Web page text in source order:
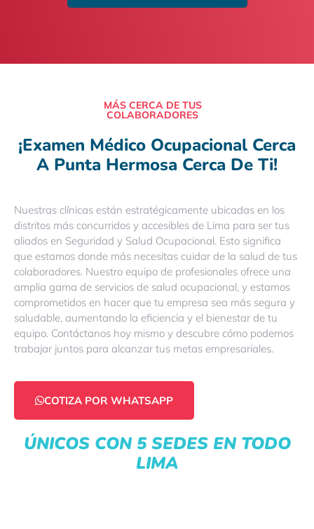
MÁS CERCA DE TUS
COLABORADORES
¡Examen Médico Ocupacional Cerca
A Punta Hermosa Cerca De Ti!
Nuestras clínicas están estratégicamente ubicadas en los
distritos más concurridos y accesibles de Lima para ser tus
aliados en Seguridad y Salud Ocupacional. Esto significa
que estamos donde más necesitas cuidar de la salud de tus
colaboradores. Nuestro equipo de profesionales ofrece una
amplia gama de servicios de salud ocupacional, y estamos
comprometidos en hacer que tu empresa sea más segura y
saludable, aumentando la eficiencia y el bienestar de tu
equipo. Contáctanos hoy mismo y descubre cómo podemos
trabajar juntos para alcanzar tus metas empresariales.
COTIZA POR WHATSAPP
ÚNICOS CON 5 SEDES EN TODO
LIMA